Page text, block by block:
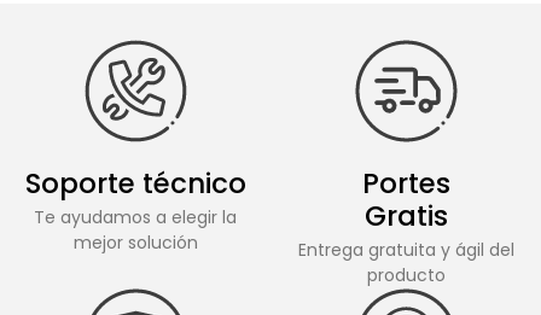
Soporte técnico
Te ayudamos a elegir la
mejor solución
Portes
Gratis
Entrega gratuita y ágil del
producto